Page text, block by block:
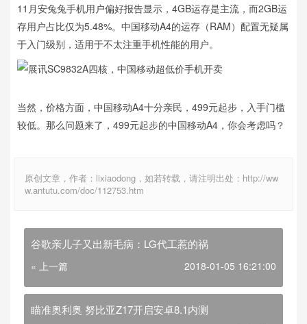
11月安兔兔手机用户偏好报告显示，4GB运存是主流，而2GB运
存用户占比仅为5.48%。中国移动A4的运存（RAM）配置无疑属
于入门级别，适用于不太注重手机性能的用户。
当然，价格方面，中国移动A4十分亲民，499元起步，入手门槛
较低。那么问题来了，499元起步的中国移动A4，你会考虑吗？
原创文章，作者：lixiaodong，如若转载，请注明出处：http://ww
w.antutu.com/doc/112753.htm
谷歌亲儿子又出新毛病：LG代工惹的祸
« 上一篇 2018-01-05 16:21:00
瞄准奥利奥 努比亚Z17开启安卓8.1内测